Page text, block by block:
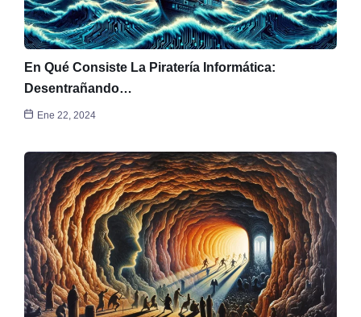
En Qué Consiste La Piratería Informática:
Desentrañando…
Ene 22, 2024